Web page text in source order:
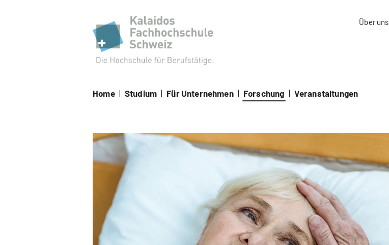
Über uns
Home | Studium | Für Unternehmen | Forschung | Veranstaltungen